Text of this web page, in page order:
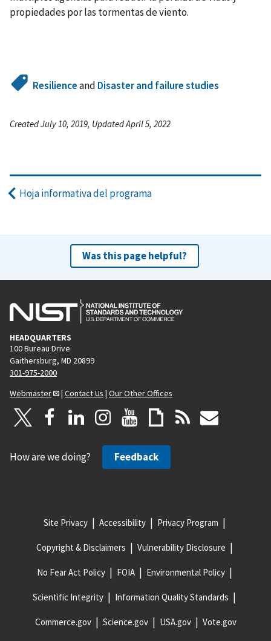
propiedades por las tormentas de viento.
Resilienceand Disaster and failure studies
Created July 10, 2019, Updated April 5, 2022
Hoja informativa del programa
Was this page helpful?
HEADQUARTERS
100 Bureau Drive
Gaithersburg, MD 20899
301-975-2000
Webmaster
| Contact Us | Our Other Offices
How are we doing? Feedback
Site Privacy Accessibility Privacy Program
Copyright & Disclaimers Vulnerability Disclosure
No Fear Act Policy FOIA Environmental Policy
Scientific Integrity Information Quality Standards
Commerce.gov Science.gov USA.gov Vote.gov